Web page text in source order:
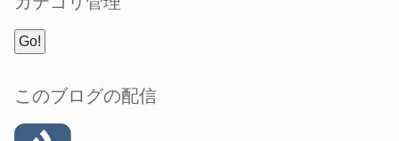
このブログの配信